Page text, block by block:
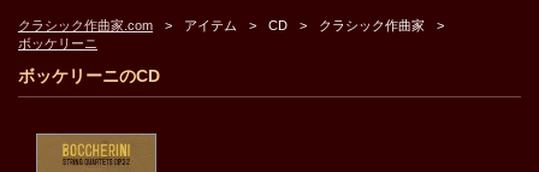
クラシック作曲家.com アイテム CD
クラシック作曲家
ボッケリーニ
ボッケリーニのCD